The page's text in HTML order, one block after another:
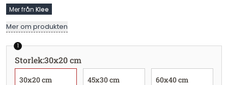
Mer från Klee
Mer om produkten
1
Storlek:30x20 cm
30x20 cm 45x30 cm 60x40 cm